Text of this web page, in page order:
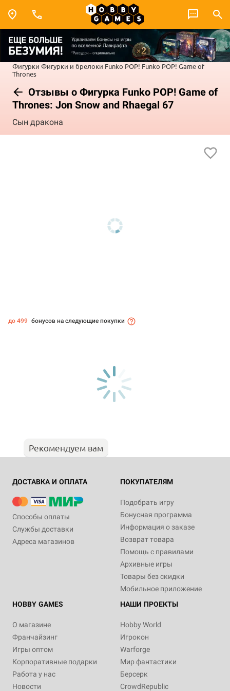
Фигурки Фигурки и брелоки Funko POP! Funko POP! Game of
Thrones
Отзывы о Фигурка Funko POP! Game of
Thrones: Jon Snow and Rhaegal 67
Сын дракона
до 499 бонусов на следующие покупки
Рекомендуем вам
ДОСТАВКА И ОПЛАТА
Способы оплаты
Службы доставки
Адреса магазинов
ПОКУПАТЕЛЯМ
Подобрать игру
Бонусная программа
Информация о заказе
Возврат товара
Помощь с правилами
Архивные игры
Товары без скидки
Мобильное приложение
HOBBY GAMES
О магазине
Франчайзинг
Игры оптом
Корпоративные подарки
Работа у нас
Новости
НАШИ ПРОЕКТЫ
Hobby World
Игрокон
Warforge
Мир фантастики
Берсерк
CrowdRepublic